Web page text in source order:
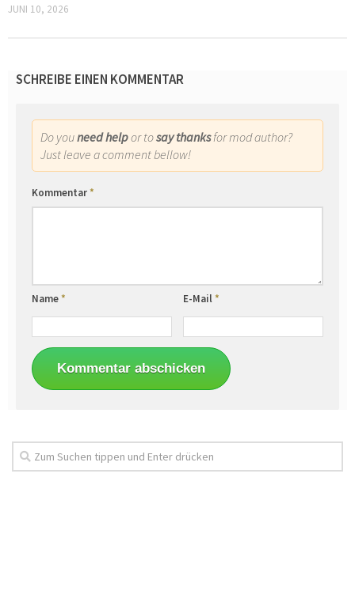
JUNI 10, 2026
SCHREIBE EINEN KOMMENTAR
Do youneed helpor tosay thanksfor mod author?
Just leave a comment bellow!
Kommentar*
Name* E-Mail*